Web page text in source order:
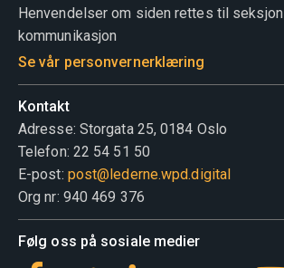
Henvendelser om siden rettes til
kommunikasjon
Se vår personvernerklæring
Kontakt
Adresse: Storgata 25, 0184 Oslo
Telefon: 22 54 51 50
E-post: post@lederne.wpd.digital
Org nr: 940 469 376
Følg oss på sosiale medier